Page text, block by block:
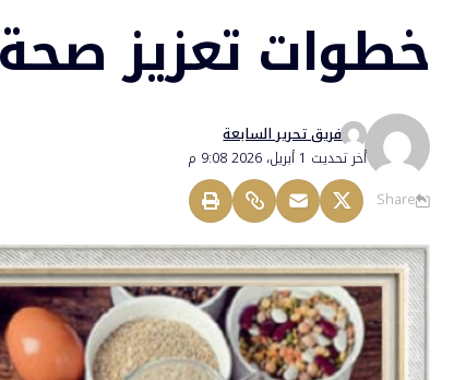
خطوات تعزيز
أخر تحديث 1 أبريل، 2026 9:08 م
فريق تحرير السابعة
Share